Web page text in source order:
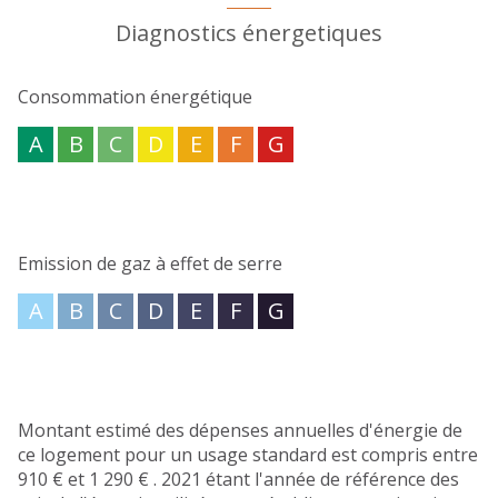
certes, mais le potentiel est bel et bien réel! Un
logement avantageux à un prix intéressant pour une
locatif! Votre agence R&M Immobilier se tient à votre
disposition si vous voulez en savoir plus.
Diagnostics énergetiques
Consommation énergétique
A B C D E F G
Emission de gaz à effet de serre
A B C D E F G
Montant estimé des dépenses annuelles d'énergie de
ce logement pour un usage standard est compris entre
910 € et 1 290 € . 2021 étant l'année de référence des